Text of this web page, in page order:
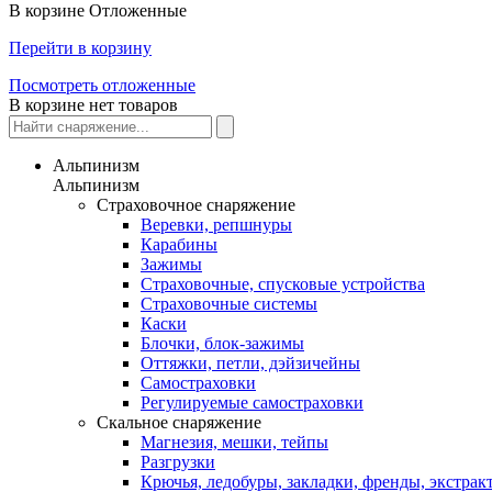
В корзине Отложенные
Перейти в корзину
Посмотреть отложенные
В корзине нет товаров
Альпинизм
Альпинизм
Страховочное снаряжение
Веревки, репшнуры
Карабины
Зажимы
Страховочные, спусковые устройства
Страховочные системы
Каски
Блочки, блок-зажимы
Оттяжки, петли, дэйзичейны
Самостраховки
Регулируемые самостраховки
Скальное снаряжение
Магнезия, мешки, тейпы
Разгрузки
Крючья, ледобуры, закладки, френды,